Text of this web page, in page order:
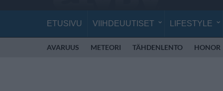
ETUSIVU VIIHDEUUTISET LIFESTYLE
AVARUUS METEORI TÄHDENLENTO HONOR